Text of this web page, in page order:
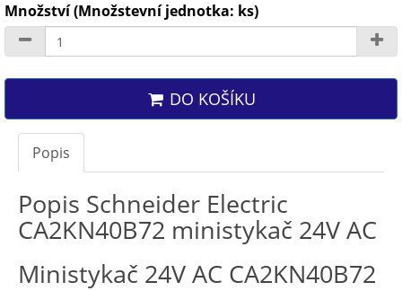
Množství (Množstevní jednotka: ks)
DO KOŠÍKU
Popis
Popis Schneider Electric
CA2KN40B72 ministykač 24V AC
Ministykač 24V AC CA2KN40B72